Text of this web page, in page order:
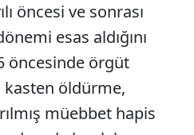
öncesi ve sonrası
esas aldığını
öncesinde örgüt
kasten öldürme,
müebbet hapis